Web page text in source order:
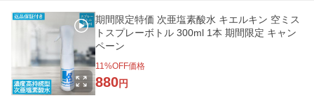
期間限定特価 次亜塩素酸水 キエルキン 空ミス
トスプレーボトル 300ml 1本 期間限定 キャン
ペーン
11%OFF価格
880円